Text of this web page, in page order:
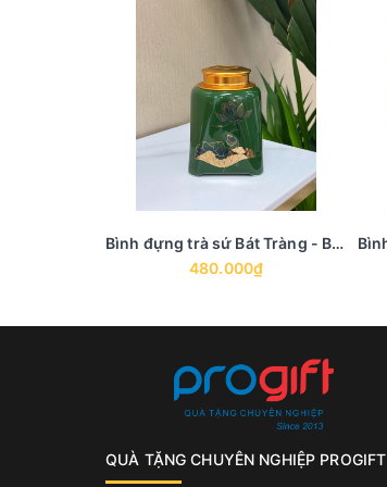
Bình đựng trà sứ Bát Tràng - BTS 20
480.000₫
QUÀ TẶNG CHUYÊN NGHIỆP PROGIFT